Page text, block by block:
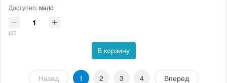
Доступно:мало
шт
В корзину
Назад 1 2 3 4 Вперед